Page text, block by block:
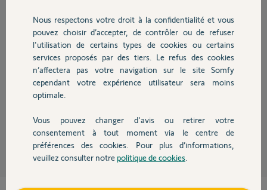
Chauffage
Autres produits
Devis avec un pro
Contact
Réponses
Bonjour,
Il faut que les cellules soient à 25cm du sol.
Que les trous de passage de fils ainsi que le pourtour du capot soient
étanchés au silicone.
Bref elle doivent être IP55.
Anonyme il y a plus de 7 ans
Nous respectons votre droit à la confidentialité et vous
pouvez choisir d’accepter, de contrôler ou de refuser
l'utilisation de certains types de cookies ou certains
services proposés par des tiers. Le refus des cookies
n’affectera pas votre navigation sur le site Somfy
cependant votre expérience utilisateur sera moins
optimale.
Vous pouvez changer d'avis ou retirer votre
consentement à tout moment via le centre de
préférences des cookies. Pour plus d’informations,
veuillez consulter notre politique de cookies